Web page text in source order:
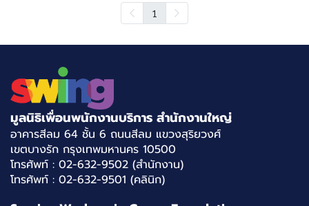
1
มูลนิธิเพื่อนพนักงานบริการ สำนักงานใหญ่
อาคารสีลม 64 ชั้น 6 ถนนสีลม แขวงสุริยวงศ์
เขตบางรัก กรุงเทพมหานคร 10500
โทรศัพท์ : 02-632-9502 (สำนักงาน)
โทรศัพท์ : 02-632-9501 (คลินิก)